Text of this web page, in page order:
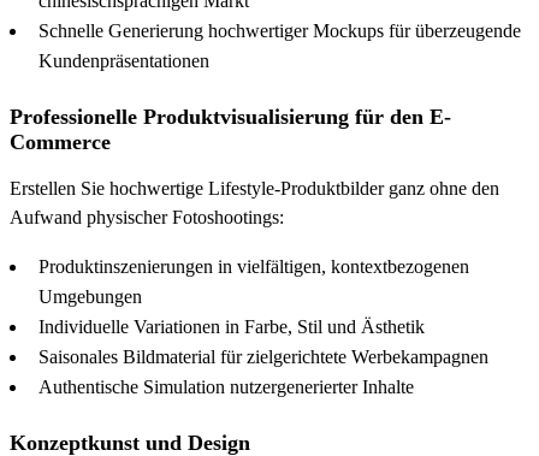
Schnelle Generierung hochwertiger Mockups für überzeugende
Kundenpräsentationen
Professionelle Produktvisualisierung für den E-
Commerce
Erstellen Sie hochwertige Lifestyle-Produktbilder ganz ohne den
Aufwand physischer Fotoshootings:
Produktinszenierungen in vielfältigen, kontextbezogenen
Umgebungen
Individuelle Variationen in Farbe, Stil und Ästhetik
Saisonales Bildmaterial für zielgerichtete Werbekampagnen
Authentische Simulation nutzergenerierter Inhalte
Konzeptkunst und Design